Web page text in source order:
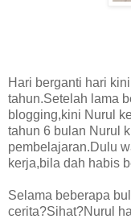
Hari berganti hari
tahun.Setelah lama
blogging,kini Nurul
tahun 6 bulan Nurul
pembelajaran.Dulu
kerja,bila dah habis
Selama beberapa
cerita?Sihat?Nurul